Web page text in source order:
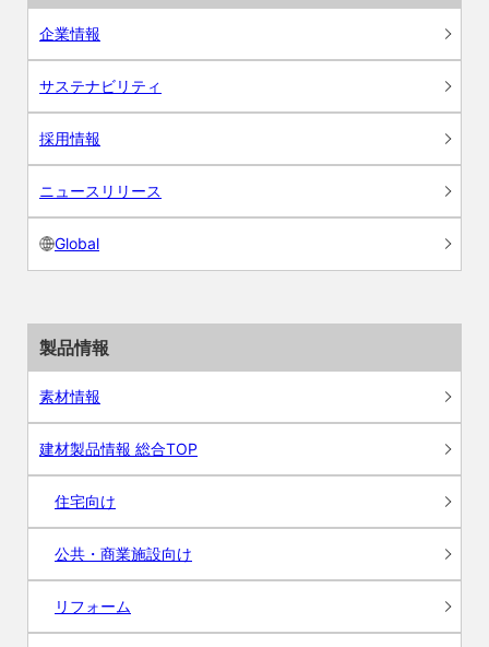
企業情報
サステナビリティ
採用情報
ニュースリリース
Global
製品情報
素材情報
建材製品情報 総合TOP
住宅向け
公共・商業施設向け
リフォーム